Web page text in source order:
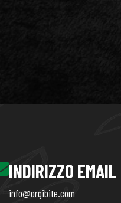
INDIRIZZO EMAIL
info@orgibite.com